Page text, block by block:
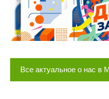
Все актуальное о нас в